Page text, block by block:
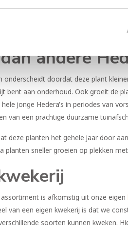
is dit een ontwikkelingen
Hedera Helix dan ook zeker
kleinere tuinen die ook
Hedera
andere
onderscheidt doordat deze plant
bent aan onderhoud. Ook groeit de
jonge Hedera's in periodes van
van een prachtige duurzame
deze planten het gehele jaar door
planten sneller groeien op plekken
is afkomstig uit onze eigen
van een eigen kwekerij is dat we
soorten kunnen kweken.